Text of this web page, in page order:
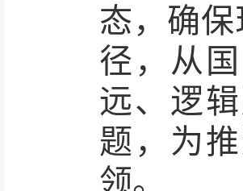
态，确
径，从
远、逻
题，为
领。